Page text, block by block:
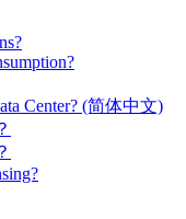
Center? (简体中文)